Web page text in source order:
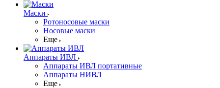
Маски
Ротоносовые маски
Носовые маски
Еще
Аппараты ИВЛ
Аппараты ИВЛ портативные
Аппараты НИВЛ
Еще